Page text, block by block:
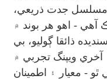
جدت ذريعي،
- اهو هر بوند ۾
ذائقا ڳوليو، بي
ويپنگ تجربي ۾
- معيار ۽ اطمينان